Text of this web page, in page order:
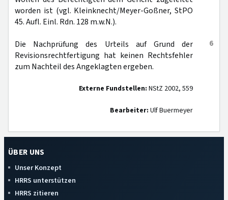
worden ist (vgl. Kleinknecht/Meyer-Goßner, StPO
45. Aufl. Einl. Rdn. 128 m.w.N.).
6
Die Nachprüfung des Urteils auf Grund der
Revisionsrechtfertigung hat keinen Rechtsfehler
zum Nachteil des Angeklagten ergeben.
Externe Fundstellen: NStZ 2002, 559
Bearbeiter: Ulf Buermeyer
ÜBER UNS
Unser Konzept
HRRS unterstützen
HRRS zitieren